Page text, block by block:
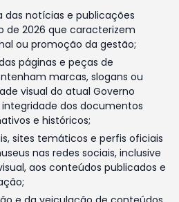
notícias e publicações
de 2026 que caracterizem
ou promoção da gestão;
páginas e peças de
marcas, slogans ou
visual do atual Governo
integridade dos documentos
e históricos;
sites temáticos e perfis oficiais
nas redes sociais, inclusive
aos conteúdos publicados e